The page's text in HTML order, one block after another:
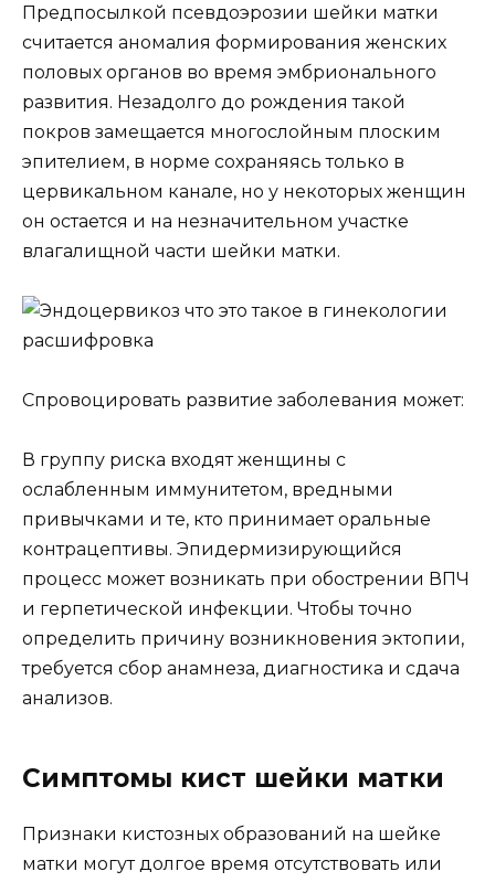
Предпосылкой псевдоэрозии шейки матки
считается аномалия формирования женских
половых органов во время эмбрионального
развития. Незадолго до рождения такой
покров замещается многослойным плоским
эпителием, в норме сохраняясь только в
цервикальном канале, но у некоторых женщин
он остается и на незначительном участке
влагалищной части шейки матки.
Спровоцировать развитие заболевания может:
В группу риска входят женщины с
ослабленным иммунитетом, вредными
привычками и те, кто принимает оральные
контрацептивы. Эпидермизирующийся
процесс может возникать при обострении ВПЧ
и герпетической инфекции. Чтобы точно
определить причину возникновения эктопии,
требуется сбор анамнеза, диагностика и сдача
анализов.
Симптомы кист шейки матки
Признаки кистозных образований на шейке
матки могут долгое время отсутствовать или